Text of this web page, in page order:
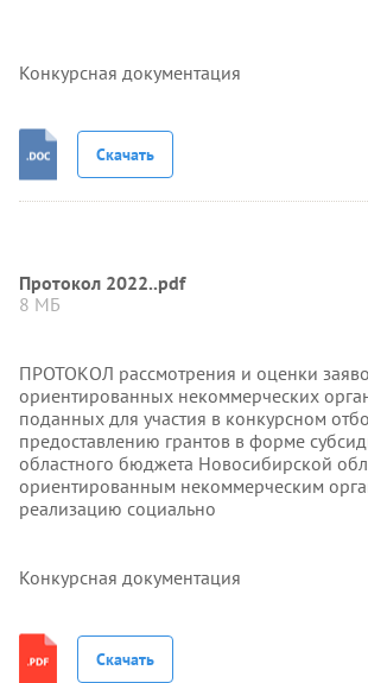
Конкурсная документация
Скачать
Протокол 2022..pdf
8 МБ
ПРОТОКОЛ рассмотрения и оценки
ориентированных некоммерческих
поданных для участия в конкурсном
предоставлению грантов в форме
областного бюджета Новосибирской
ориентированным некоммерческим
реализацию социально
Конкурсная документация
Скачать